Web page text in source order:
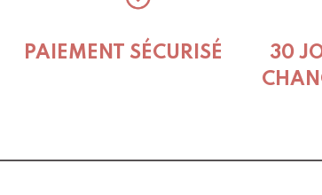
PAIEMENT SÉCURISÉ
30